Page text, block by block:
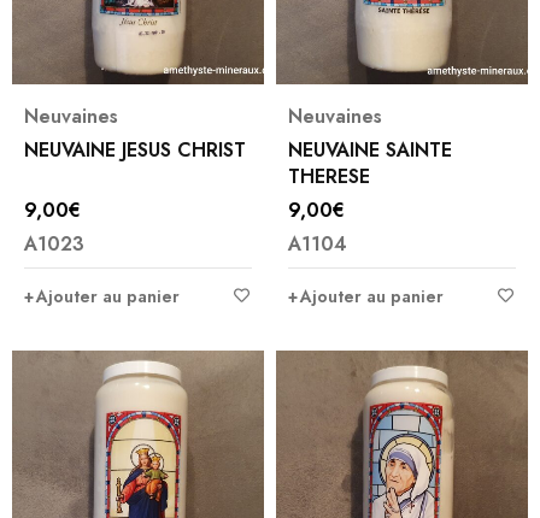
Neuvaines
NEUVAINE JESUS CHRIST
9,00€
A1023
Ajouter au panier
Neuvaines
NEUVAINE SAINTE
THERESE
9,00€
A1104
Ajouter au panier